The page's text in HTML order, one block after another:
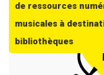
de ressources
musicales à
bibliothèques